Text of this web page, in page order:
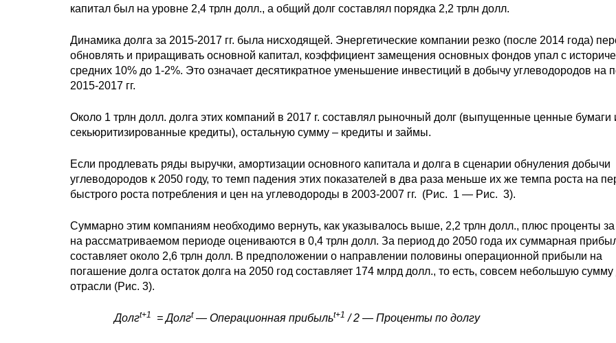
капитал был на уровне 2,4 трлн долл., а общий долг составлял порядка 2,2 трлн долл.
Динамика долга за 2015-2017 гг. была нисходящей. Энергетические компании резко (после 2014 года)
обновлять и приращивать основной капитал, коэффициент замещения основных фондов упал с
средних 10% до 1-2%. Это означает десятикратное уменьшение инвестиций в добычу углеводородов на
2015-2017 гг.
Около 1 трлн долл. долга этих компаний в 2017 г. составлял рыночный долг (выпущенные ценные бумаги
секьюритизированные кредиты), остальную сумму – кредиты и займы.
Если продлевать ряды выручки, амортизации основного капитала и долга в сценарии обнуления добычи
углеводородов к 2050 году, то темп падения этих показателей в два раза меньше их же темпа роста на
быстрого роста потребления и цен на углеводороды в 2003-2007 гг. (Рис. 1 — Рис. 3).
Суммарно этим компаниям необходимо вернуть, как указывалось выше, 2,2 трлн долл., плюс проценты за
на рассматриваемом периоде оцениваются в 0,4 трлн долл. За период до 2050 года их суммарная
составляет около 2,6 трлн долл. В предположении о направлении половины операционной прибыли на
погашение долга остаток долга на 2050 год составляет 174 млрд долл., то есть, совсем небольшую сумму
отрасли (Рис. 3).
Долгt+1 = Долгt — Операционная прибыльt+1 / 2 — Проценты по долгу